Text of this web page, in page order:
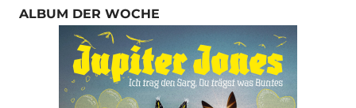
ALBUM DER WOCHE